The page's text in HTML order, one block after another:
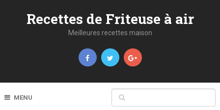
Recettes de Friteuse à air
Meilleures recettes maison
MENU